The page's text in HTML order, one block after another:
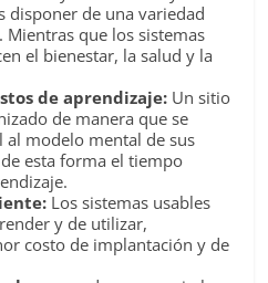
disponer de una variedad
Mientras que los sistemas
el bienestar, la salud y la
de aprendizaje: Un sitio
de manera que se
al modelo mental de sus
esta forma el tiempo
Los sistemas usables
y de utilizar,
costo de implantación y de